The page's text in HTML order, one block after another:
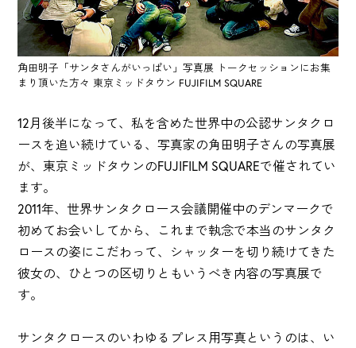
角田明子「サンタさんがいっぱい」写真展 トークセッションにお集
まり頂いた方々 東京ミッドタウン FUJIFILM SQUARE
12月後半になって、私を含めた世界中の公認サンタクロ
ースを追い続けている、写真家の角田明子さんの写真展
が、東京ミッドタウンのFUJIFILM SQUAREで催されてい
ます。
2011年、世界サンタクロース会議開催中のデンマークで
初めてお会いしてから、これまで執念で本当のサンタク
ロースの姿にこだわって、シャッターを切り続けてきた
彼女の、ひとつの区切りともいうべき内容の写真展で
す。
サンタクロースのいわゆるプレス用写真というのは、い